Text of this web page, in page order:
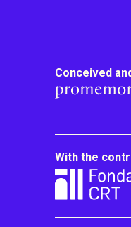
Conceived
With the